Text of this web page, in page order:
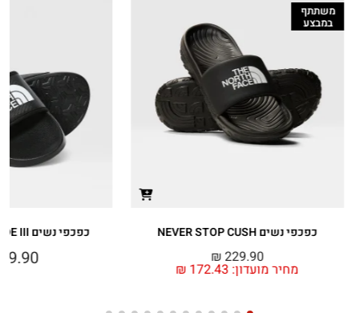
משתתף
במבצע
כפכפי נשים NEVER STOP CUSH
מחיר מועדון: ₪ 172.43
₪229.90
כפכפי נשים BASE CAMP SLIDE III